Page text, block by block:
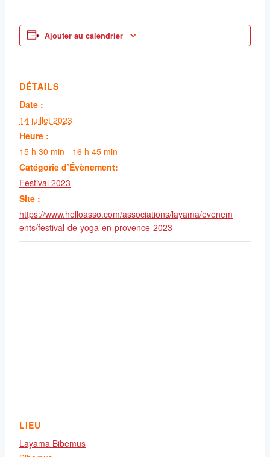
Ajouter au calendrier
DÉTAILS
Date :
14 juillet 2023
Heure :
15 h 30 min - 16 h 45 min
Catégorie d’Évènement:
Festival 2023
Site :
https://www.helloasso.com/associations/layama/evenem
ents/festival-de-yoga-en-provence-2023
LIEU
Layama Bibemus